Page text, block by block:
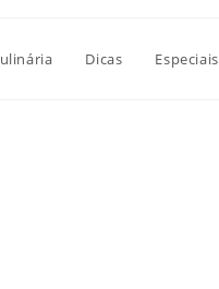
Dicas Especiais